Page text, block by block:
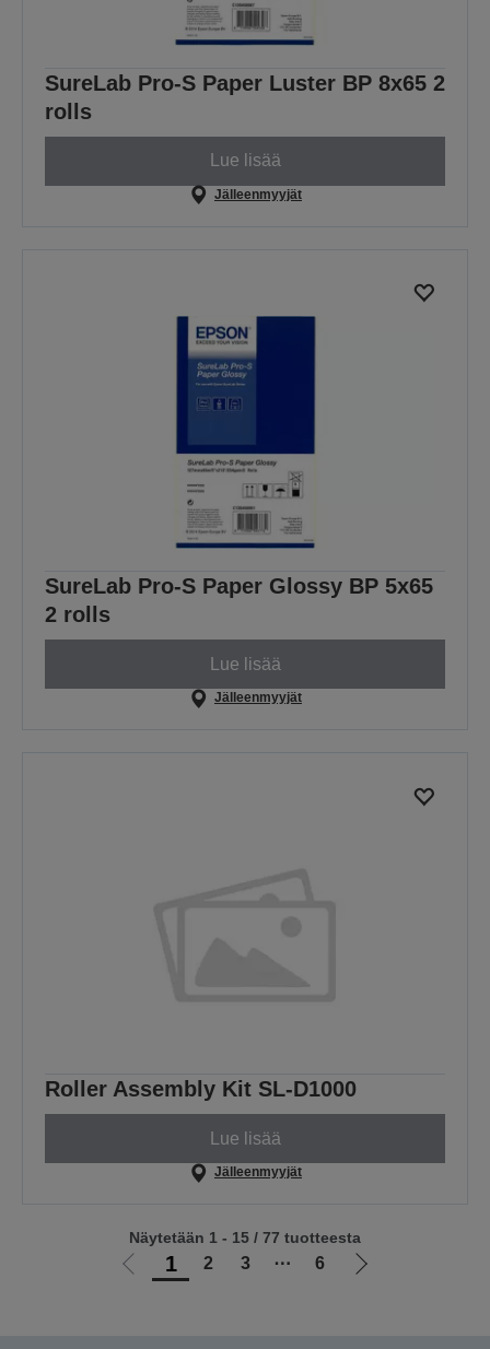
SureLab Pro-S Paper Luster BP 8x65 2
rolls
Lue lisää
Jälleenmyyjät
SureLab Pro-S Paper Glossy BP 5x65
2 rolls
Lue lisää
Jälleenmyyjät
Roller Assembly Kit SL-D1000
Lue lisää
Jälleenmyyjät
Siirry1 2 3 ⋯ 6
Siirry
Näytetään 1 - 15 / 77 tuotteesta